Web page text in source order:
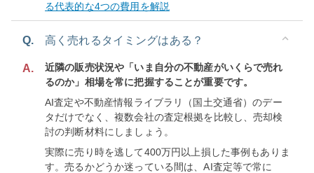
る代表的な4つの費用を解説
Q. 高く売れるタイミングはある？
A.
近隣の販売状況や「いま自分の不動産がいくらで売れ
るのか」相場を常に把握することが重要です。
AI査定や不動産情報ライブラリ（国土交通省）のデー
タだけでなく、複数会社の査定根拠を比較し、売却検
討の判断材料にしましょう。
実際に売り時を逃して400万円以上損した事例もありま
す。売るかどうか迷っている間は、AI査定等で常に